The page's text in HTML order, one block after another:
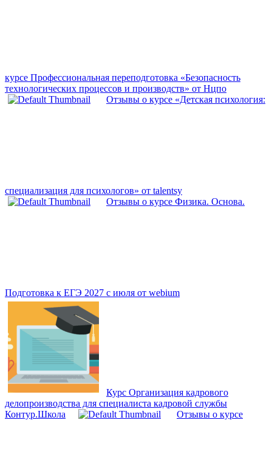
курсе Профессиональная переподготовка «Безопасность
технологических процессов и производств» от Нцпо
Отзывы о курсе «Детская психология:
специализация для психологов» от talentsy
Отзывы о курсе Физика. Основа.
Подготовка к ЕГЭ 2027 с июля от webium
Курс Организация кадрового
делопроизводства для специалиста кадровой службы
Контур.Школа
Отзывы о курсе